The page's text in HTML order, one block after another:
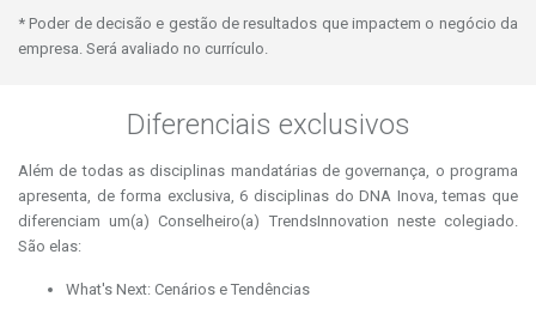
* Poder de decisão e gestão de resultados que impactem o negócio da
empresa. Será avaliado no currículo.
Diferenciais exclusivos
Além de todas as disciplinas mandatárias de governança, o programa
apresenta, de forma exclusiva, 6 disciplinas do DNA Inova, temas que
diferenciam um(a) Conselheiro(a) TrendsInnovation neste colegiado.
São elas:
What's Next: Cenários e Tendências